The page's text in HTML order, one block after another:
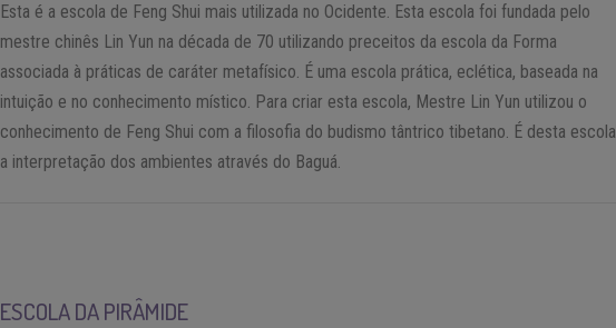
Esta é a escola de Feng Shui mais utilizada no Ocidente. Esta escola foi fundada pelo
mestre chinês Lin Yun na década de 70 utilizando preceitos da escola da Forma
associada à práticas de caráter metafísico. É uma escola prática, eclética, baseada na
intuição e no conhecimento místico. Para criar esta escola, Mestre Lin Yun utilizou o
conhecimento de Feng Shui com a filosofia do budismo tântrico tibetano. É desta escola
a interpretação dos ambientes através do Baguá.
ESCOLA DA PIRÂMIDE